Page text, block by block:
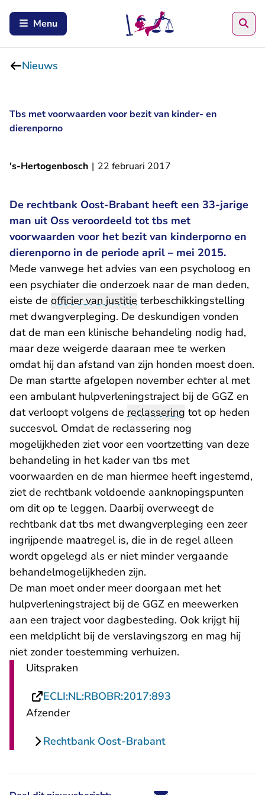
Menu
Nieuws
Tbs met voorwaarden voor bezit van kinder- en
dierenporno
's-Hertogenbosch | 22 februari 2017
De rechtbank Oost-Brabant heeft een 33-jarige
man uit Oss veroordeeld tot tbs met
voorwaarden voor het bezit van kinderporno en
dierenporno in de periode april – mei 2015.
Mede vanwege het advies van een psycholoog en
een psychiater die onderzoek naar de man deden,
eiste de officier van justitie terbeschikkingstelling
met dwangverpleging. De deskundigen vonden
dat de man een klinische behandeling nodig had,
maar deze weigerde daaraan mee te werken
omdat hij dan afstand van zijn honden moest doen.
De man startte afgelopen november echter al met
een ambulant hulpverleningstraject bij de GGZ en
dat verloopt volgens de reclassering tot op heden
succesvol. Omdat de reclassering nog
mogelijkheden ziet voor een voortzetting van deze
behandeling in het kader van tbs met
voorwaarden en de man hiermee heeft ingestemd,
ziet de rechtbank voldoende aanknopingspunten
om dit op te leggen. Daarbij overweegt de
rechtbank dat tbs met dwangverpleging een zeer
ingrijpende maatregel is, die in de regel alleen
wordt opgelegd als er niet minder vergaande
behandelmogelijkheden zijn.
De man moet onder meer doorgaan met het
hulpverleningstraject bij de GGZ en meewerken
aan een traject voor dagbesteding. Ook krijgt hij
een meldplicht bij de verslavingszorg en mag hij
niet zonder toestemming verhuizen.
Uitspraken
ECLI:NL:RBOBR:2017:893
Afzender
Rechtbank Oost-Brabant